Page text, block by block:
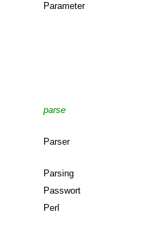
Parameter
parse
Parser
Parsing
Passwort
Perl